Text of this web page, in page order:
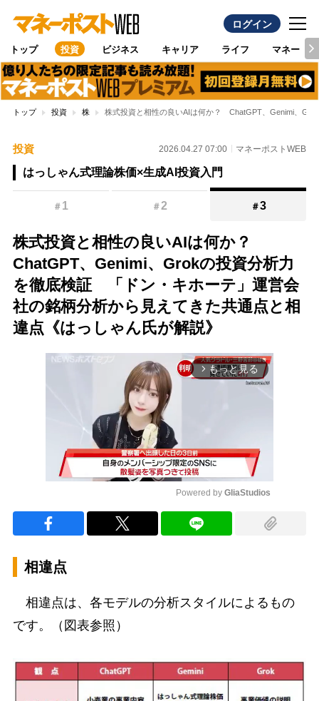
ログイン
トップ 投資 ビジネス キャリア ライフ マネー
トップ 投資 株 株式投資と相性の良いAIは何か？ ChatGPT、Genimi、
投資 2026.04.27 07:00 マネーポストWEB
はっしゃん式理論株価×生成AI投資入門
＃ 1 ＃2 ＃3
株式投資と相性の良いAIは何か？
ChatGPT、Genimi、Grokの投資分析力
を徹底検証 「ドン・キホーテ」運営会
社の銘柄分析から見えてきた共通点と相
違点《はっしゃん氏が解説》
arrow_forward_ios もっと見る
Powered by GliaStudios
相違点
相違点は、各モデルの分析スタイルによるもの
です。（図表参照）